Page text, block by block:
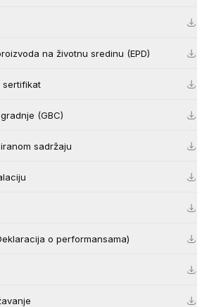
na životnu sredinu (EPD)
sertifikat
(GBC)
sadržaju
o performansama)